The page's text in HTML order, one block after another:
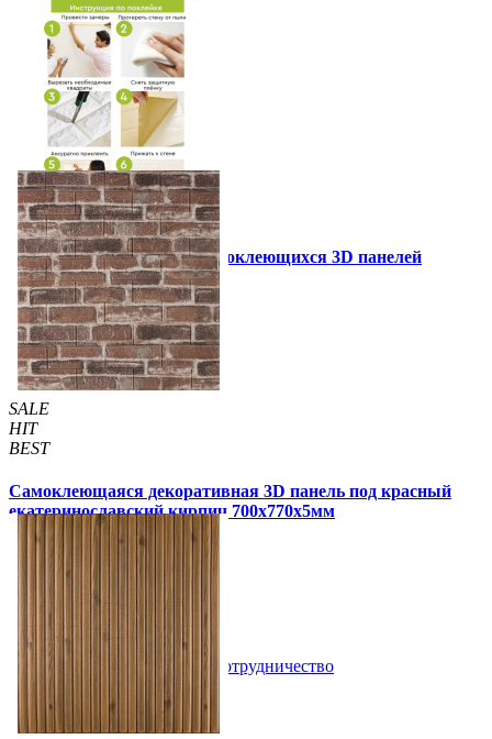
Инструкция установки самоклеющихся 3D панелей
Другие так же купили
SALE
HIT
BEST
Самоклеющаяся декоративная 3D панель под красный
екатеринославский кирпич 700x770x5мм
105 грн 180 грн
4 отзывов
В закладки Сотрудничество